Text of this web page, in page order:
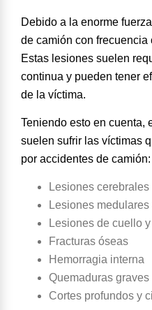
Debido a la enorme
de camión con
Estas lesiones suelen
continua y pueden tener
de la víctima.
Teniendo esto en cuenta,
suelen sufrir las víctimas
por accidentes de camión:
Lesiones
Lesiones
Lesiones de cuello
Fracturas óseas
Hemorragia interna
Quemaduras graves
Cortes profundos y